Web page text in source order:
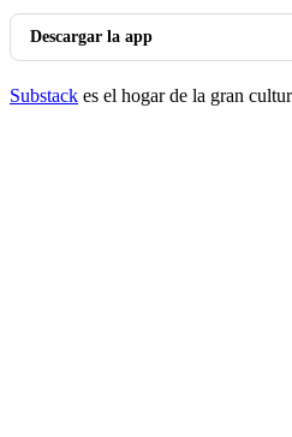
Descargar la app
Substack es el hogar de la gran